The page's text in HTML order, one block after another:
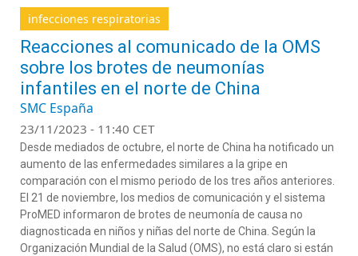
infecciones respiratorias
Reacciones al comunicado de la OMS
sobre los brotes de neumonías
infantiles en el norte de China
SMC España
23/11/2023 - 11:40 CET
Desde mediados de octubre, el norte de China ha notificado un
aumento de las enfermedades similares a la gripe en
comparación con el mismo periodo de los tres años anteriores.
El 21 de noviembre, los medios de comunicación y el sistema
ProMED informaron de brotes de neumonía de causa no
diagnosticada en niños y niñas del norte de China. Según la
Organización Mundial de la Salud (OMS), no está claro si están